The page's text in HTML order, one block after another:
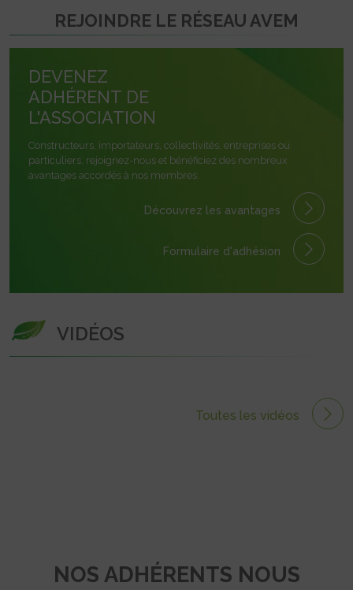
REJOINDRE LE RÉSEAU AVEM
DEVENEZ
ADHÉRENT DE
L'ASSOCIATION
Constructeurs, importateurs, collectivités, entreprises ou
particuliers, rejoignez-nous et bénéficiez des nombreux
avantages accordés à nos membres.
Découvrez les avantages
Formulaire d'adhésion
VIDÉOS
Toutes les vidéos
NOS ADHÉRENTS NOUS